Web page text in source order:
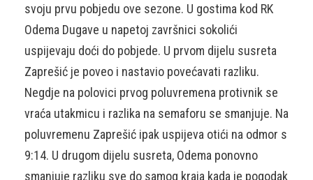
svoju prvu pobjedu ove sezone. U gostima kod RK
Odema Dugave u napetoj završnici sokolići
uspijevaju doći do pobjede. U prvom dijelu susreta
Zaprešić je poveo i nastavio povećavati razliku.
Negdje na polovici prvog poluvremena protivnik se
vraća utakmicu i razlika na semaforu se smanjuje. Na
poluvremenu Zaprešić ipak uspijeva otići na odmor s
9:14. U drugom dijelu susreta, Odema ponovno
smanjuje razliku sve do samog kraja kada je pogodak